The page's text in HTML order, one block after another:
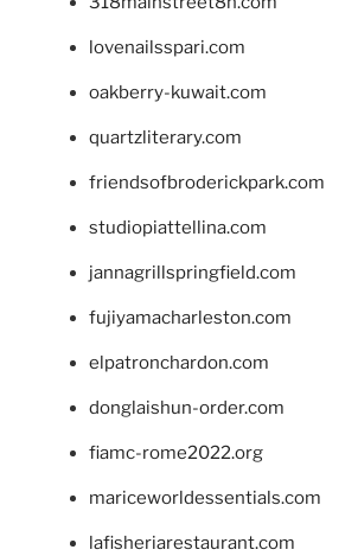
lovenailsspari.com
oakberry-kuwait.com
quartzliterary.com
friendsofbroderickpark.com
studiopiattellina.com
jannagrillspringfield.com
fujiyamacharleston.com
elpatronchardon.com
donglaishun-order.com
fiamc-rome2022.org
mariceworldessentials.com
lafisheriarestaurant.com